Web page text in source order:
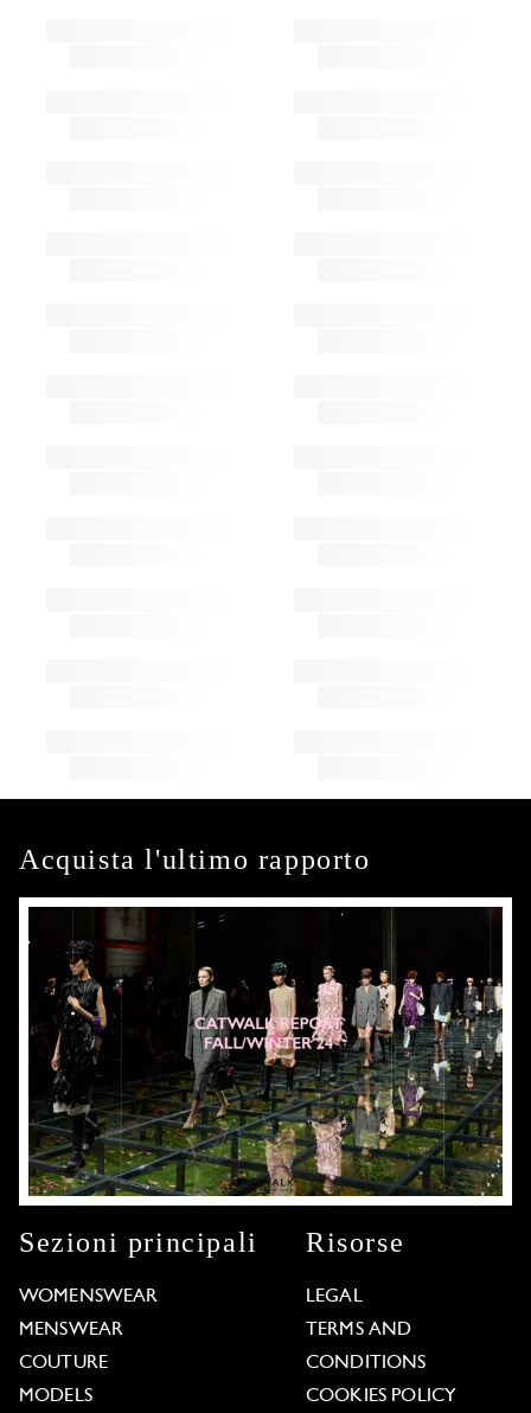
Acquista l'ultimo rapporto
Sezioni principali
WOMENSWEAR
MENSWEAR
COUTURE
MODELS
Risorse
LEGAL
TERMS AND
CONDITIONS
COOKIES POLICY